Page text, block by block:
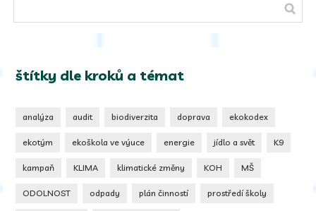
štítky dle kroků a témat
analýza audit biodiverzita doprava ekokodex
ekotým ekoškola ve výuce energie jídlo a svět K9
kampaň KLIMA klimatické změny KOH MŠ
ODOLNOST odpady plán činností prostředí školy